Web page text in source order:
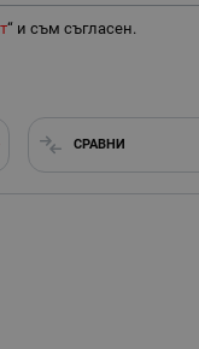
“ и съм съгласен.
СРАВНИ